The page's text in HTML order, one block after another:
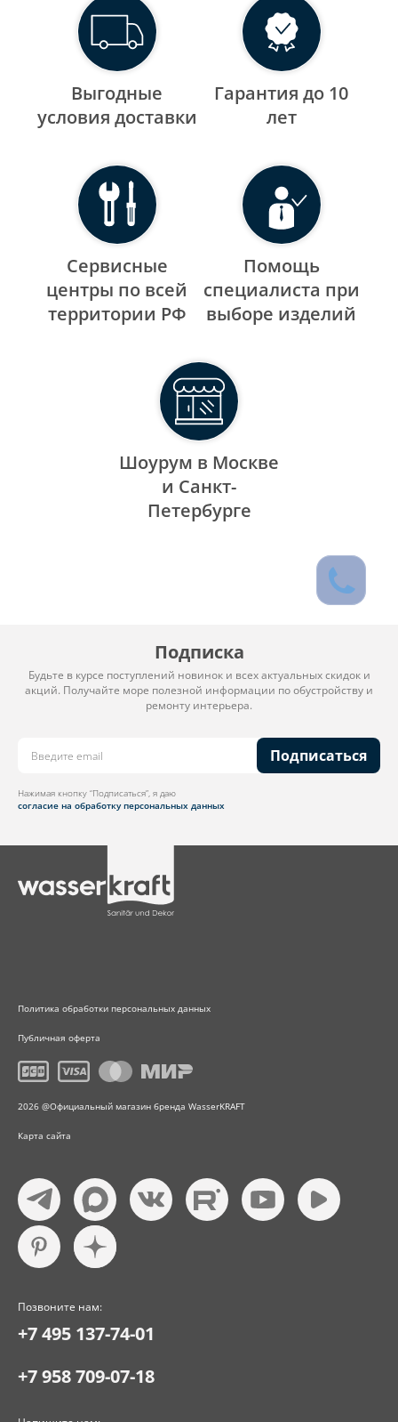
Выгодные
уcловия доставки
Гарантия до 10
лет
Сервисные
центры по всей
территории РФ
Помощь
специалиста при
выборе изделий
Шоурум в Москве
и Санкт-
Петербурге
Подписка
Будьте в курсе поступлений новинок и всех актуальных скидок и
акций. Получайте море полезной информации по обустройству и
ремонту интерьера.
Подписаться
Нажимая кнопку “Подписаться”, я даю
согласие на обработку персональных данных
Политика обработки персональных данных
Публичная оферта
2026 @Официальный магазин бренда WasserKRAFT
Карта сайта
Позвоните нам:
+7 495 137-74-01
+7 958 709-07-18